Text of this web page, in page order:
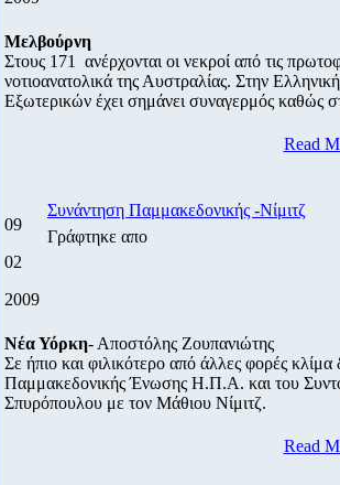
Μελβούρνη
Στους 171 ανέρχονται οι νεκροί από τις
νοτιοανατολικά της Αυστραλίας. Στην
Εξωτερικών έχει σημάνει συναγερμός καθώς
Read
09
02
2009
Συνάντηση Παμμακεδονικής -Νίμιτζ
Γράφτηκε απο
Νέα Υόρκη- Αποστόλης Ζουπανιώτης
Σε ήπιο και φιλικότερο από άλλες φορές
Παμμακεδονικής Ένωσης Η.Π.Α. και του
Σπυρόπουλου με τον Μάθιου Νίμιτζ.
Read